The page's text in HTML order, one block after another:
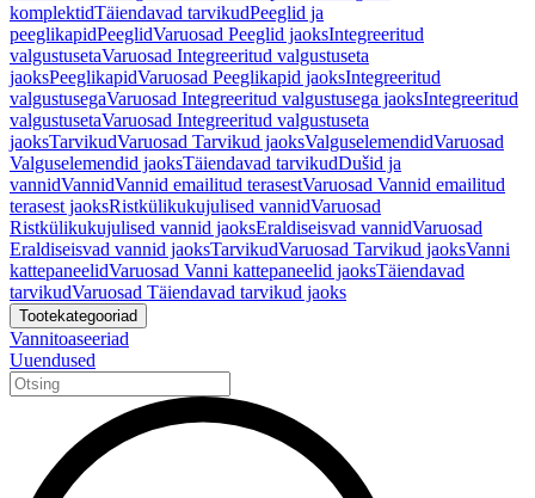
komplektidTäiendavad tarvikudPeeglid ja
peeglikapidPeeglidVaruosad Peeglid jaoksIntegreeritud
valgustusetaVaruosad Integreeritud valgustuseta
jaoksPeeglikapidVaruosad Peeglikapid jaoksIntegreeritud
valgustusegaVaruosad Integreeritud valgustusega jaoksIntegreeritud
valgustusetaVaruosad Integreeritud valgustuseta
jaoksTarvikudVaruosad Tarvikud jaoksValguselemendidVaruosad
Valguselemendid jaoksTäiendavad tarvikudDušid ja
vannidVannidVannid emailitud terasestVaruosad Vannid emailitud
terasest jaoksRistkülikukujulised vannidVaruosad
Ristkülikukujulised vannid jaoksEraldiseisvad vannidVaruosad
Eraldiseisvad vannid jaoksTarvikudVaruosad Tarvikud jaoksVanni
kattepaneelidVaruosad Vanni kattepaneelid jaoksTäiendavad
tarvikudVaruosad Täiendavad tarvikud jaoks
Tootekategooriad
Vannitoaseeriad
Uuendused